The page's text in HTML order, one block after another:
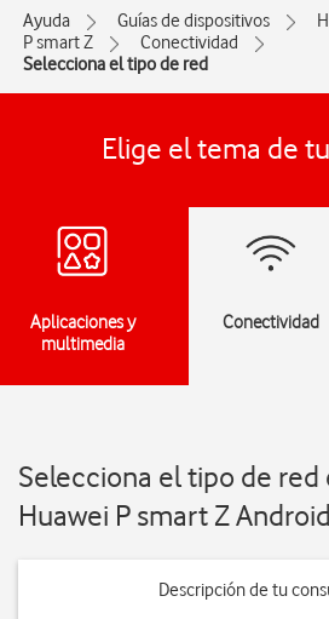
Ayuda Guías de dispositivos
P smart Z
Conectividad
Selecciona el tipo de red
Elige el tema de
Aplicaciones y
multimedia
Conectividad
Selecciona el tipo de red
Huawei P smart Z
Descripción de tu